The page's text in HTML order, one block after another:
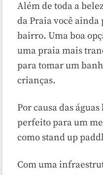
Além de toda a
da Praia você
bairro. Uma boa
uma praia mais
para tomar um
crianças.
Por causa das
perfeito para um
como stand up
Com uma